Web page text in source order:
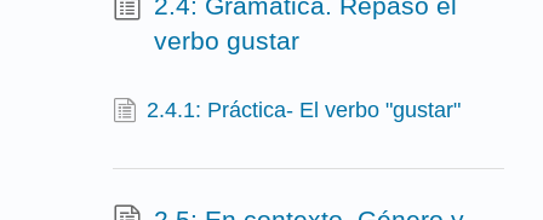
verbo gustar
2.4.1: Práctica- El verbo "gustar"